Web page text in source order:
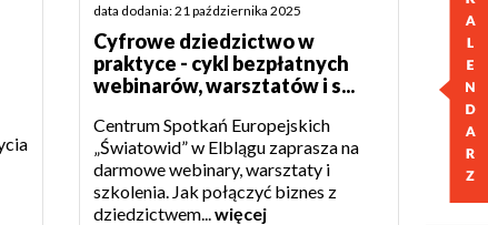
data dodania: 21 października 2025
Cyfrowe dziedzictwo w
praktyce - cykl bezpłatnych
webinarów, warsztatów i s...
Centrum Spotkań Europejskich
„Światowid” w Elblągu zaprasza na
darmowe webinary, warsztaty i
szkolenia. Jak połączyć biznes z
dziedzictwem...więcej